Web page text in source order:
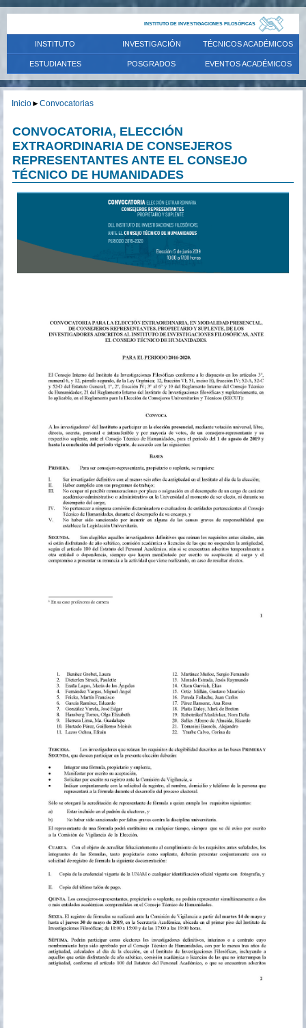
INSTITUTO DE INVESTIGACIONES FILOSÓFICAS
INSTITUTO INVESTIGACIÓN TÉCNICOS ACADÉMICOS
ESTUDIANTES POSGRADOS EVENTOS ACADÉMICOS
Inicio►Convocatorias
CONVOCATORIA, ELECCIÓN
EXTRAORDINARIA DE CONSEJEROS
REPRESENTANTES ANTE EL CONSEJO
TÉCNICO DE HUMANIDADES